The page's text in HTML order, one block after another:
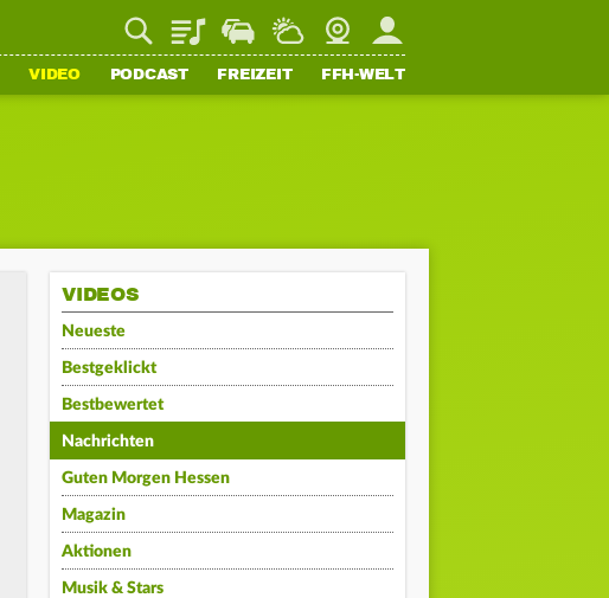
PlaylistStaupilotWetterWebcamMein FFH
VIDEO PODCAST FREIZEIT FFH-WELT
VIDEOS
Neueste
Bestgeklickt
Bestbewertet
Nachrichten
Guten Morgen Hessen
Magazin
Aktionen
Musik & Stars